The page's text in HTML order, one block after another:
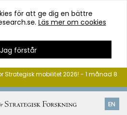
för att ge dig en bättre
Läs mer om cookies
Jag förstår
EN
Strategisk mobilitet 2026! - 1 månad 8